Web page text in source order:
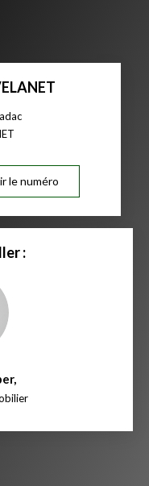
le numéro
:
,